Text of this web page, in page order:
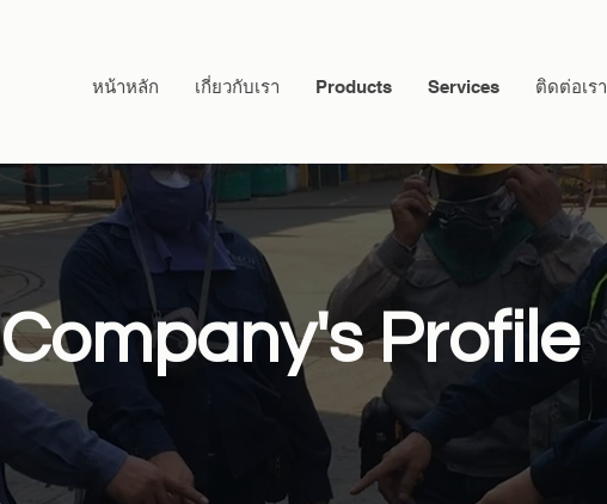
หน้าหลัก เกี่ยวกับเรา Products Services ติดต่อเรา
Company's Profile